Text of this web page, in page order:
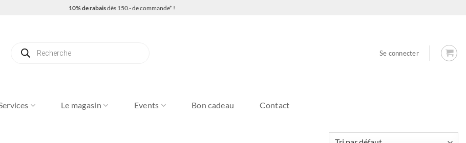
10% de rabaisdès 150.- de commande* !
produits
Se connecter
Le magasin Events Bon cadeau Contact